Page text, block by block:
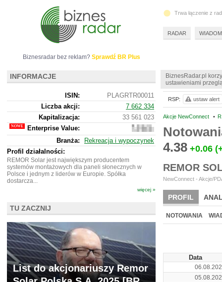
BiznesRadar.pl
ustawieniami
Akcje NewConnect •
4.38 +0.06
REMOR
NewConnect - Akcje/
PROFIL
BR LAB
NOTOWANIA
Data
RSP: ustaw alert
Biznesradar bez reklam? Sprawdź BR Plus
INFORMACJE
ISIN:
PLAGRTR00011
Liczba akcji:
7 662 334
Kapitalizacja:
33 561 023
Enterprise Value:
33
461
023
Branża:
Rekreacja i wypoczynek
Profil działalności:
REMOR Solar jest największym producentem
systemów montażowych dla paneli słonecznych w
Polsce i jednym z liderów w Europie. Spółka
dostarcza...
więcej »
TU ZACZNIJ
List do akcjonariuszy Remor
Trwa łączenie z
RADAR